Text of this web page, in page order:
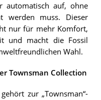
automatisch auf, ohne
werden muss. Dieser
nur für mehr Komfort,
und macht die Fossil
Wahl.
Townsman Collection
zur „Townsman“-